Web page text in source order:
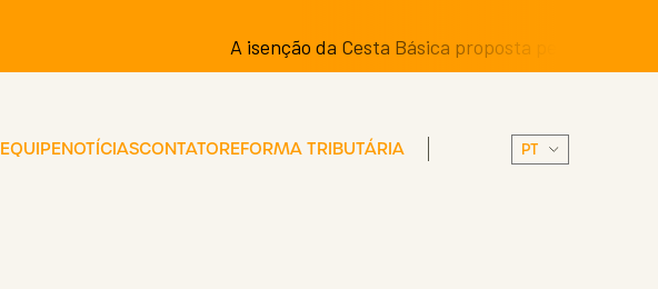
A isenção da Cesta Básica proposta pelos Senadores
EQUIPENOTÍCIASCONTATOREFORMA TRIBUTÁRIA